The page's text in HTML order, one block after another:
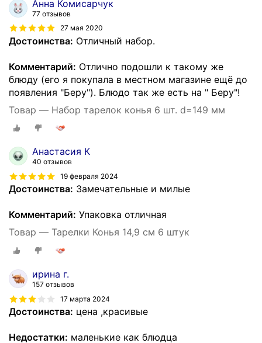
Анна Комисарчук
77 отзывов
27 мая 2020
Достоинства: Отличный набор.
Комментарий: Отлично подошли к такому же
блюду (его я покупала в местном магазине ещё до
появления "Беру"). Блюдо так же есть на " Беру"!
Товар — Набор тарелок конья 6 шт. d=149 мм
Анастасия К
40 отзывов
19 февраля 2024
Достоинства: Замечательные и милые
Комментарий: Упаковка отличная
Товар — Тарелки Конья 14,9 см 6 штук
ирина г.
157 отзывов
17 марта 2024
Достоинства: цена ,красивые
Недостатки: маленькие как блюдца